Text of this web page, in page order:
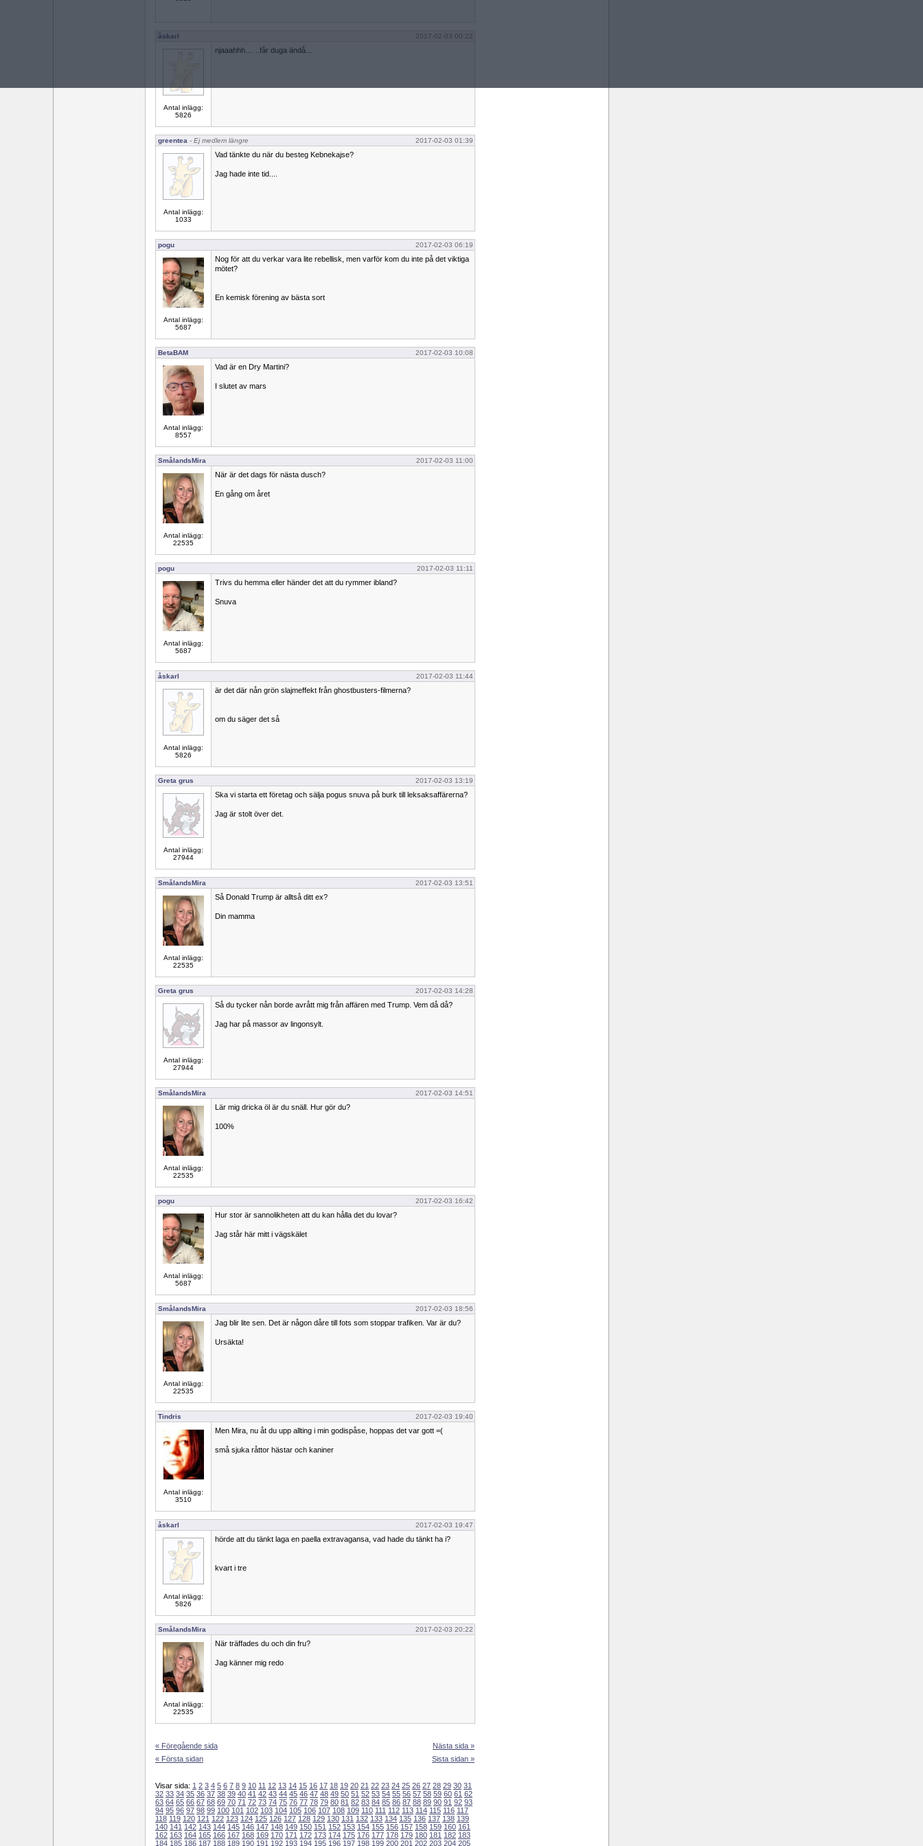
åskarl 2017-02-03 00:22
Antal inlägg:
5826
njaaahhh.... ..får duga ändå...
greentea - Ej medlem längre 2017-02-03 01:39
Antal inlägg:
1033
Vad tänkte du när du besteg Kebnekajse?
Jag hade inte tid....
pogu 2017-02-03 06:19
Antal inlägg:
5687
Nog för att du verkar vara lite rebellisk, men varför kom du inte på det viktiga
mötet?
En kemisk förening av bästa sort
BetaBAM 2017-02-03 10:08
Antal inlägg:
8557
Vad är en Dry Martini?
I slutet av mars
SmålandsMira 2017-02-03 11:00
Antal inlägg:
22535
När är det dags för nästa dusch?
En gång om året
pogu 2017-02-03 11:11
Antal inlägg:
5687
Trivs du hemma eller händer det att du rymmer ibland?
Snuva
åskarl 2017-02-03 11:44
Antal inlägg:
5826
är det där nån grön slajmeffekt från ghostbusters-filmerna?
om du säger det så
Greta grus 2017-02-03 13:19
Antal inlägg:
27944
Ska vi starta ett företag och sälja pogus snuva på burk till leksaksaffärerna?
Jag är stolt över det.
SmålandsMira 2017-02-03 13:51
Antal inlägg:
22535
Så Donald Trump är alltså ditt ex?
Din mamma
Greta grus 2017-02-03 14:28
Antal inlägg:
27944
Så du tycker nån borde avrått mig från affären med Trump. Vem då då?
Jag har på massor av lingonsylt.
SmålandsMira 2017-02-03 14:51
Antal inlägg:
22535
Lär mig dricka öl är du snäll. Hur gör du?
100%
pogu 2017-02-03 16:42
Antal inlägg:
5687
Hur stor är sannolikheten att du kan hålla det du lovar?
Jag står här mitt i vägskälet
SmålandsMira 2017-02-03 18:56
Antal inlägg:
22535
Jag blir lite sen. Det är någon dåre till fots som stoppar trafiken. Var är du?
Ursäkta!
Tindris 2017-02-03 19:40
Antal inlägg:
3510
Men Mira, nu åt du upp allting i min godispåse, hoppas det var gott =(
små sjuka råttor hästar och kaniner
åskarl 2017-02-03 19:47
Antal inlägg:
5826
hörde att du tänkt laga en paella extravagansa, vad hade du tänkt ha i?
kvart i tre
SmålandsMira 2017-02-03 20:22
Antal inlägg:
22535
När träffades du och din fru?
Jag känner mig redo
« Föregående sida
« Första sidan
Nästa sida »
Sista sidan »
Visar sida: 1 2 3 4 5 6 7 8 9 10 11 12 13 14 15 16 17 18 19 20 21 22 23 24 25 26 27 28 29 30 31
32 33 34 35 36 37 38 39 40 41 42 43 44 45 46 47 48 49 50 51 52 53 54 55 56 57 58 59 60 61 62
63 64 65 66 67 68 69 70 71 72 73 74 75 76 77 78 79 80 81 82 83 84 85 86 87 88 89 90 91 92 93
94 95 96 97 98 99 100 101 102 103 104 105 106 107 108 109 110 111 112 113 114 115 116 117
118 119 120 121 122 123 124 125 126 127 128 129 130 131 132 133 134 135 136 137 138 139
140 141 142 143 144 145 146 147 148 149 150 151 152 153 154 155 156 157 158 159 160 161
162 163 164 165 166 167 168 169 170 171 172 173 174 175 176 177 178 179 180 181 182 183
184 185 186 187 188 189 190 191 192 193 194 195 196 197 198 199 200 201 202 203 204 205